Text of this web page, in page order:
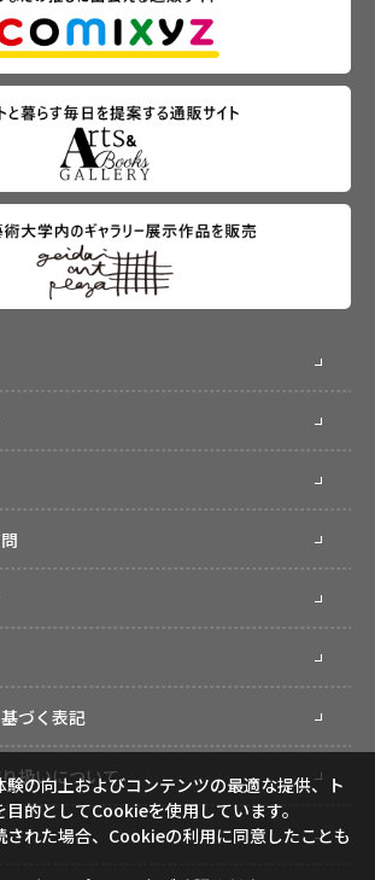
づく表記
扱いについて
の向上およびコンテンツの最適な提供、ト
的としてCookieを使用しています。
された場合、Cookieの利用に同意したことも